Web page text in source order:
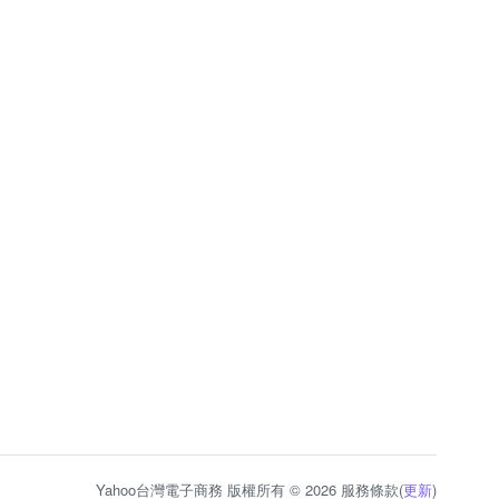
Yahoo台灣電子商務 版權所有 © 2026 服務條款(更新)